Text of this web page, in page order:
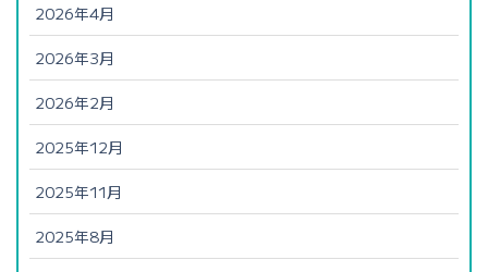
2026年4月
2026年3月
2026年2月
2025年12月
2025年11月
2025年8月